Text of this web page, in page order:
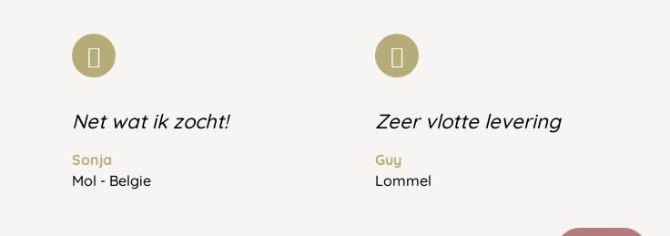
Net wat ik zocht!
Sonja
Mol - Belgie
Zeer vlotte levering
Guy
Lommel